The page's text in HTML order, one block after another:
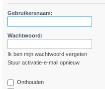
Gebruikersnaam:
Wachtwoord:
Ik ben mijn wachtwoord vergeten
Stuur activatie-e-mail opnieuw
Onthouden